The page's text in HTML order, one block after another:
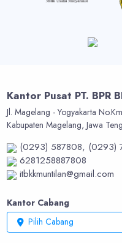
Kantor Pusat PT. BPR
Jl. Magelang - Yogyakarta
Kabupaten Magelang, Jawa
(0293) 587808, (0293)
6281258887808
itbkkmuntilan@gmail.com
Kantor Cabang
Pilih Cabang